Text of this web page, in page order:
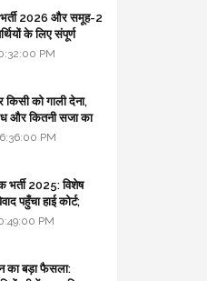
2026 और समूह-2
के लिए संपूर्ण
PM
किसी को गाली देना,
और कितनी सजा का
legal advice
PM
भर्ती 2025: विशेष
पहुँचा हाई कोर्ट;
PM
का बड़ा फैसला: